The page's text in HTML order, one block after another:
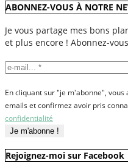
ABONNEZ-VOUS À NOTRE
Je vous partage mes bons
et plus encore ! Abonnez-
En cliquant sur "je m'abonne",
emails et confirmez avoir pris
confidentialité
Rejoignez-moi sur Facebook